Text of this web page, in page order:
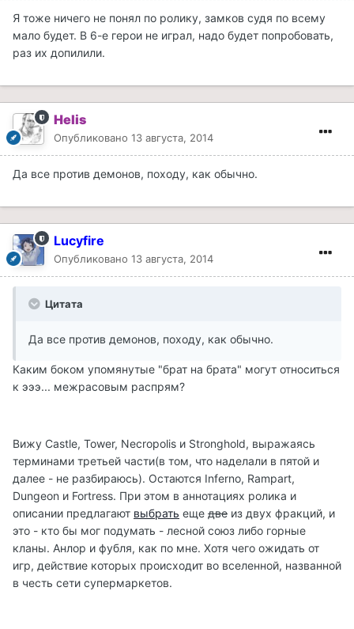
Я тоже ничего не понял по ролику, замков судя по всему
мало будет. В 6-е герои не играл, надо будет попробовать,
раз их допилили.
Helis
Опубликовано 13 августа, 2014
Да все против демонов, походу, как обычно.
Lucyfire
Опубликовано 13 августа, 2014
Цитата
Да все против демонов, походу, как обычно.
Каким боком упомянутые "брат на брата" могут относиться
к эээ... межрасовым распрям?
Вижу Castle, Tower, Necropolis и Stronghold, выражаясь
терминами третьей части(в том, что наделали в пятой и
далее - не разбираюсь). Остаются Inferno, Rampart,
Dungeon и Fortress. При этом в аннотациях ролика и
описании предлагают выбрать еще две из двух фракций, и
это - кто бы мог подумать - лесной союз либо горные
кланы. Анлор и фубля, как по мне. Хотя чего ожидать от
игр, действие которых происходит во вселенной, названной
в честь сети супермаркетов.